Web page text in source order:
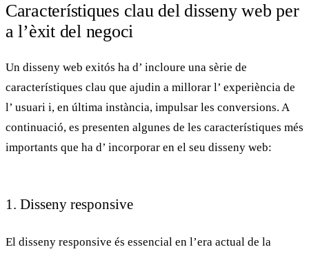
Característiques clau del disseny web per
a l’èxit del negoci
Un disseny web exitós ha d’ incloure una sèrie de
característiques clau que ajudin a millorar l’ experiència de
l’ usuari i, en última instància, impulsar les conversions. A
continuació, es presenten algunes de les característiques més
importants que ha d’ incorporar en el seu disseny web:
1. Disseny responsive
El disseny responsive és essencial en l’era actual de la